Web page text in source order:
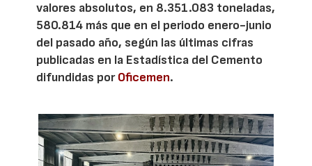
valores absolutos, en 8.351.083 toneladas,
580.814 más que en el periodo enero-junio
del pasado año, según las últimas cifras
publicadas en la Estadística del Cemento
difundidas porOficemen.